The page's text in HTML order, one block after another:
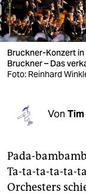
wahrheit
verlag
verlag
shop
unterstützen
abo
Bruckner-Konzert in
Bruckner – Das
Foto: Reinhard
Von
Pada-
Ta-ta-ta-ta-ta-
Orchesters